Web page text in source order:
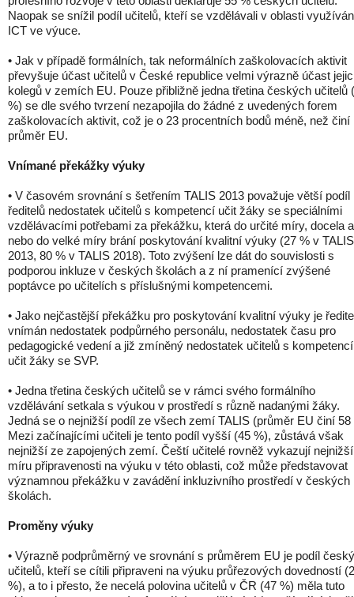
Naopak se snížil podíl učitelů, kteří se vzdělávali v oblasti
ICT ve výuce.
• Jak v případě formálních, tak neformálních zaškolovacích aktivit
převyšuje účast učitelů v České republice velmi výrazně účast
kolegů v zemích EU. Pouze přibližně jedna třetina českých učitelů
%) se dle svého tvrzení nezapojila do žádné z uvedených forem
zaškolovacích aktivit, což je o 23 procentních bodů méně, než činí
průměr EU.
Vnímané překážky výuky
• V časovém srovnání s šetřením TALIS 2013 považuje větší podíl
ředitelů nedostatek učitelů s kompetencí učit žáky se speciálními
vzdělávacími potřebami za překážku, která do určité míry, docela
nebo do velké míry brání poskytování kvalitní výuky (27 % v TALIS
2013, 80 % v TALIS 2018). Toto zvýšení lze dát do souvislosti s
podporou inkluze v českých školách a z ní pramenící zvýšené
poptávce po učitelích s příslušnými kompetencemi.
• Jako nejčastější překážku pro poskytování kvalitní výuky je
vnímán nedostatek podpůrného personálu, nedostatek času pro
pedagogické vedení a již zmíněný nedostatek učitelů s kompetencí
učit žáky se SVP.
• Jedna třetina českých učitelů se v rámci svého formálního
vzdělávání setkala s výukou v prostředí s různě nadanými žáky.
Jedná se o nejnižší podíl ze všech zemí TALIS (průměr EU činí 58
Mezi začínajícími učiteli je tento podíl vyšší (45 %), zůstává však
nejnižší ze zapojených zemí. Čeští učitelé rovněž vykazují nejnižší
míru připravenosti na výuku v této oblasti, což může představovat
významnou překážku v zavádění inkluzivního prostředí v českých
školách.
Proměny výuky
• Výrazně podprůměrný ve srovnání s průměrem EU je podíl
učitelů, kteří se cítili připraveni na výuku průřezových dovedností
%), a to i přesto, že necelá polovina učitelů v ČR (47 %) měla tuto